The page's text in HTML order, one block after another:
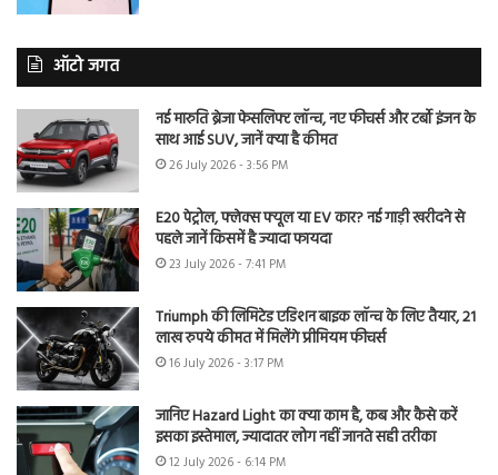
ऑटो जगत
नई मारुति ब्रेजा फेसलिफ्ट लॉन्च, नए फीचर्स और टर्बो इंजन के
साथ आई SUV, जानें क्या है कीमत
26 July 2026 - 3:56 PM
E20 पेट्रोल, फ्लेक्स फ्यूल या EV कार? नई गाड़ी खरीदने से
पहले जानें किसमें है ज्यादा फायदा
23 July 2026 - 7:41 PM
Triumph की लिमिटेड एडिशन बाइक लॉन्च के लिए तैयार, 21
लाख रुपये कीमत में मिलेंगे प्रीमियम फीचर्स
16 July 2026 - 3:17 PM
जानिए Hazard Light का क्या काम है, कब और कैसे करें
इसका इस्तेमाल, ज्यादातर लोग नहीं जानते सही तरीका
12 July 2026 - 6:14 PM